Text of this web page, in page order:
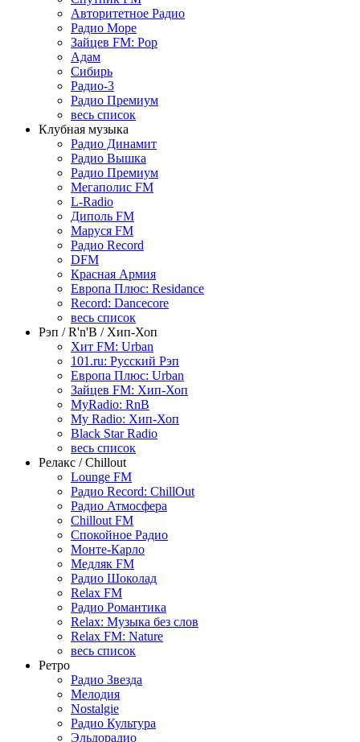
Авторитетное Радио
Радио Море
Зайцев FM: Pop
Адам
Сибирь
Радио-3
Радио Премиум
весь список
Клубная музыка
Радио Динамит
Радио Вышка
Радио Премиум
Мегаполис FM
L-Radio
Диполь FM
Маруся FM
Радио Record
DFM
Красная Армия
Европа Плюс: Residance
Record: Dancecore
весь список
Рэп / R'n'B / Хип-Хоп
Хит FM: Urban
101.ru: Русский Рэп
Европа Плюс: Urban
Зайцев FM: Хип-Хоп
MyRadio: RnB
My Radio: Хип-Хоп
Black Star Radio
весь список
Релакс / Chillout
Lounge FM
Радио Record: ChillOut
Радио Атмосфера
Chillout FM
Спокойное Радио
Монте-Карло
Медляк FM
Радио Шоколад
Relax FM
Радио Романтика
Relax: Музыка без слов
Relax FM: Nature
весь список
Ретро
Радио Звезда
Мелодия
Nostalgie
Радио Культура
Эльдорадио